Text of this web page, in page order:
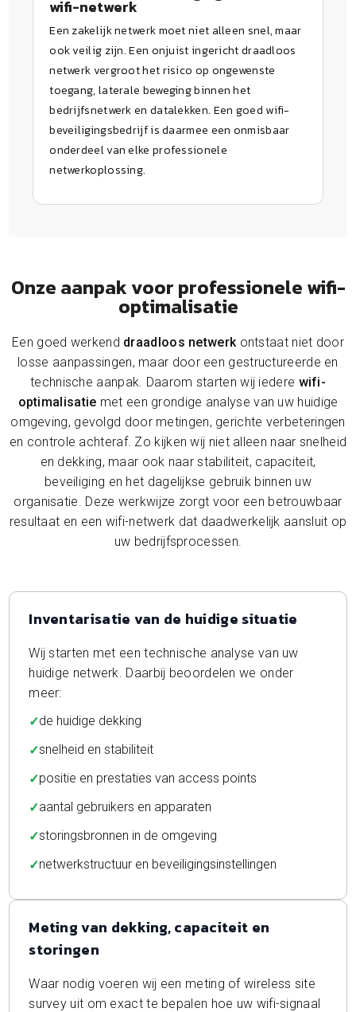
wifi-netwerk
Een zakelijk netwerk moet niet alleen snel, maar
ook veilig zijn. Een onjuist ingericht draadloos
netwerk vergroot het risico op ongewenste
toegang, laterale beweging binnen het
bedrijfsnetwerk en datalekken. Een goed wifi-
beveiligingsbedrijf is daarmee een onmisbaar
onderdeel van elke professionele
netwerkoplossing.
Onze aanpak voor professionele wifi-
optimalisatie
Een goed werkend draadloos netwerkontstaat niet door
losse aanpassingen, maar door een gestructureerde en
technische aanpak. Daarom starten wij iedere wifi-
optimalisatie met een grondige analyse van uw huidige
omgeving, gevolgd door metingen, gerichte verbeteringen
en controle achteraf. Zo kijken wij niet alleen naar snelheid
en dekking, maar ook naar stabiliteit, capaciteit,
beveiliging en het dagelijkse gebruik binnen uw
organisatie. Deze werkwijze zorgt voor een betrouwbaar
resultaat en een wifi-netwerk dat daadwerkelijk aansluit op
uw bedrijfsprocessen.
Inventarisatie van de huidige situatie
Wij starten met een technische analyse van uw
huidige netwerk. Daarbij beoordelen we onder
meer:
de huidige dekking
snelheid en stabiliteit
positie en prestaties van access points
aantal gebruikers en apparaten
storingsbronnen in de omgeving
netwerkstructuur en beveiligingsinstellingen
Meting van dekking, capaciteit en
storingen
Waar nodig voeren wij een meting of wireless site
survey uit om exact te bepalen hoe uw wifi-signaal